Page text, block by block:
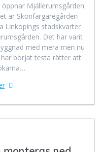
Mjällerumsgården
är Skönfärgaregården
Linköpings stadskvarter
Det har varit
med mera men nu
börjat testa rätter att